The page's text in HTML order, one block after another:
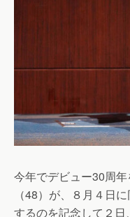
今年でデビュー30周
（48）が、８月４日
するのを記念して２